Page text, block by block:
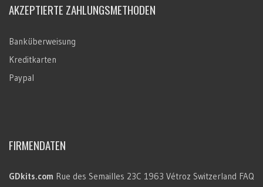
AKZEPTIERTE ZAHLUNGSMETHODEN
Banküberweisung
Kreditkarten
Paypal
FIRMENDATEN
GDkits.com Rue des Semailles 23C 1963 Vétroz Switzerland FAQ